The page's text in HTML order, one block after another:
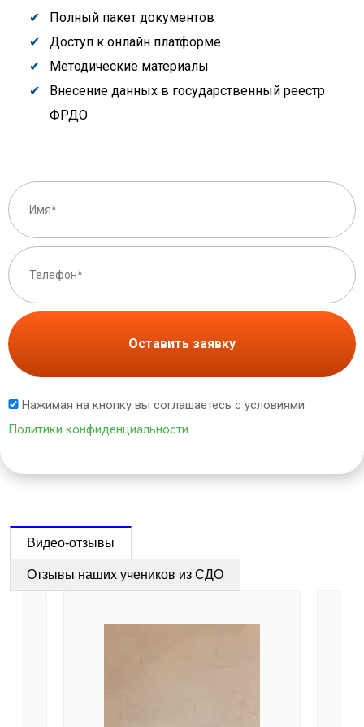
Полный пакет документов
Доступ к онлайн платформе
Методические материалы
Внесение данных в государственный реестр
ФРДО
Оставить заявку
Нажимая на кнопку вы соглашаетесь с условиями
Политики конфиденциальности
Видео-отзывы
Отзывы наших учеников из СДО